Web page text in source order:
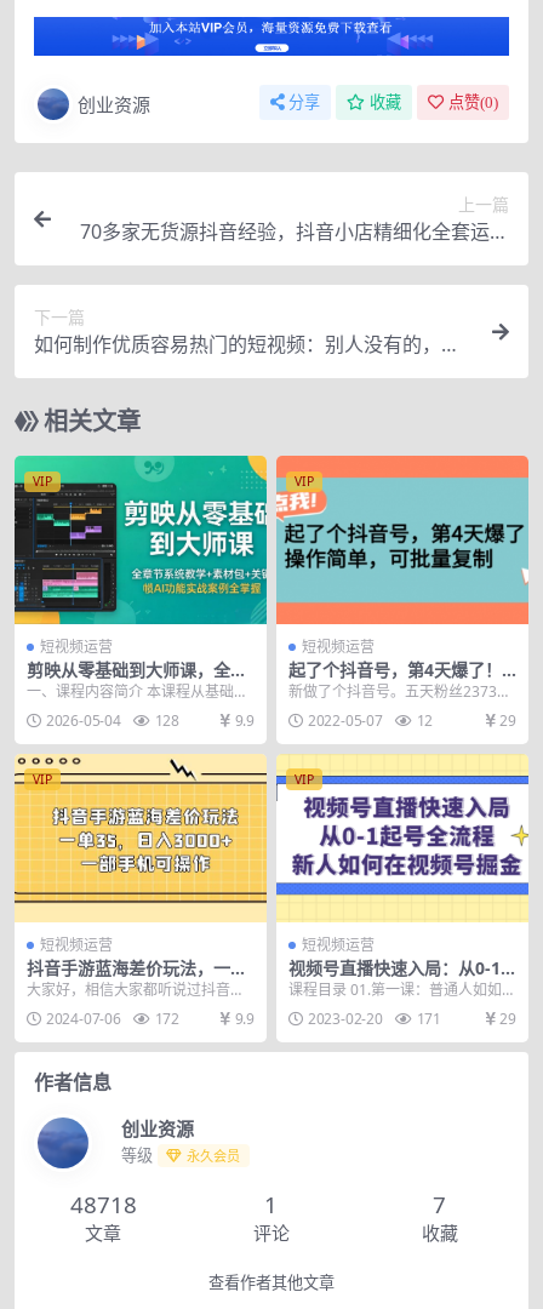
创业资源 分享 收藏 点赞(0)
上一篇
70多家无货源抖音经验，抖音小店精细化全套运营
操盘系统课
下一篇
如何制作优质容易热门的短视频：别人没有的，我
们都有 实操经验总结
相关文章
VIP
短视频运营
剪映从零基础到大师课，全章
节系统教学+素材包，关键帧A
I功能实战案例全掌握
一、课程内容简介 本课程从基础操
作、剪辑工具、画面调节、音频文
字、特效转场、专业...
2026-05-04 128 9.9
VIP
短视频运营
起了个抖音号，第4天爆了！
操作简单，可批量复制
新做了个抖音号。五天粉丝2373
个，播放破60万。 总共发布14个作
品。 第一天...
2022-05-07 12 29
VIP
短视频运营
抖音手游蓝海差价玩法，一单
35，日入3000+，一部手机可
大家好，相信大家都听说过抖音游
戏发行人计划，但是一般做视频的
收益都低的离谱，今天...
2024-07-06 172 9.9
VIP
短视频运营
视频号直播快速入局：从0-1
起号全流程，新人如何在视频
课程目录 01.第一课：普通人如如何
在视频号掘金.mp4 02.第二节课：
如何快...
2023-02-20 171 29
作者信息
创业资源
等级 永久会员
48718
文章
1
评论
7
收藏
查看作者其他文章